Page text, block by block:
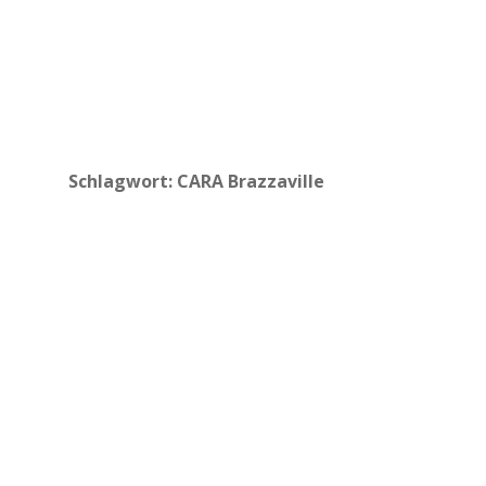
Schlagwort: CARA Brazzaville